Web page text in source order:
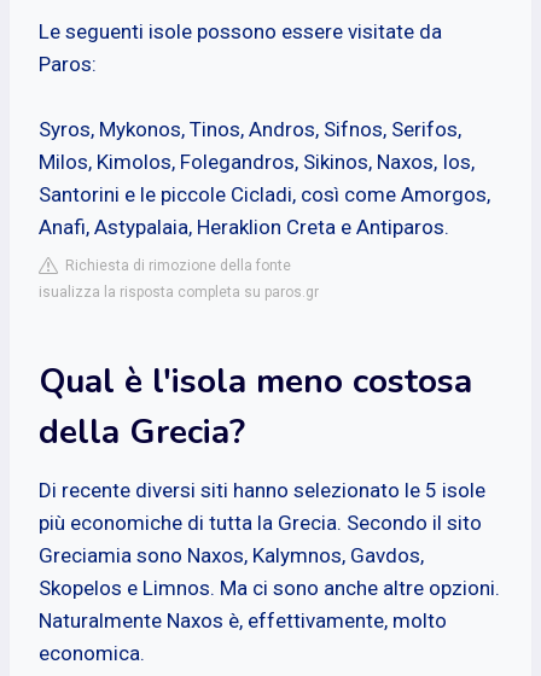
Le seguenti isole possono essere visitate da
Paros:
Syros, Mykonos, Tinos, Andros, Sifnos, Serifos,
Milos, Kimolos, Folegandros, Sikinos, Naxos, Ios,
Santorini e le piccole Cicladi, così come Amorgos,
Anafi, Astypalaia, Heraklion Creta e Antiparos.
Richiesta di rimozione della fonte
isualizza la risposta completa su paros.gr
Qual è l'isola meno costosa
della Grecia?
Di recente diversi siti hanno selezionato le 5 isole
più economiche di tutta la Grecia. Secondo il sito
Greciamia sono Naxos, Kalymnos, Gavdos,
Skopelos e Limnos. Ma ci sono anche altre opzioni.
Naturalmente Naxos è, effettivamente, molto
economica.